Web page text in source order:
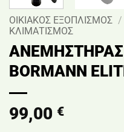
ΟΙΚΙΑΚΟΣ ΕΞΟΠΛΙΣΜΟΣ /
ΚΛΙΜΑΤΙΣΜΟΣ
ΑΝΕΜΗΣΤΗΡΑΣ
BORMANN
99,00 €